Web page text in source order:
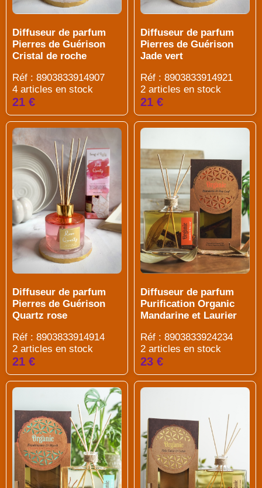
Diffuseur de parfum
Pierres de Guérison
Cristal de roche
Réf : 8903833914907
4 articles en stock
21 €
Diffuseur de parfum
Pierres de Guérison
Jade vert
Réf : 8903833914921
2 articles en stock
21 €
Diffuseur de parfum
Pierres de Guérison
Quartz rose
Réf : 8903833914914
2 articles en stock
21 €
Diffuseur de parfum
Purification Organic
Mandarine et Laurier
Réf : 8903833924234
2 articles en stock
23 €